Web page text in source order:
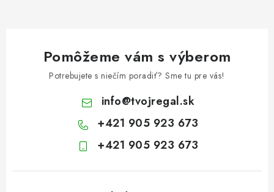
Pomôžeme vám s výberom
Potrebujete s niečím poradiť? Sme tu pre vás!
info@tvojregal.sk
+421 905 923 673
+421 905 923 673